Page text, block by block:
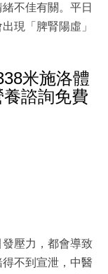
不佳有關。平日
現「脾腎陽虛」
米施洛體
諮詢免費
壓力，都會導致
不到宣泄，中醫